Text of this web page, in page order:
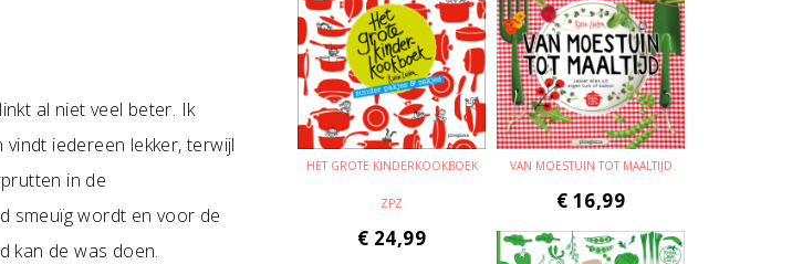
al niet veel beter. Ik
iedereen lekker, terwijl
in de
smeuïg wordt en voor de
kan de was doen.
HET GROTE KINDERKOOKBOEK
ZPZ
€ 24,99
VAN MOESTUIN TOT MAALTIJD
€ 16,99